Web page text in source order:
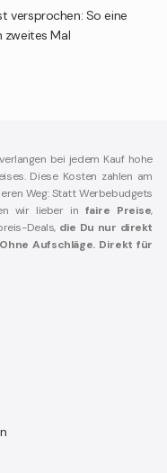
versprochen: So eine
zweites Mal
bei jedem Kauf hohe
Diese Kosten zahlen am
Weg: Statt Werbebudgets
wir lieber in faire Preise,
Deals, die Du nur direkt
Aufschläge. Direkt für